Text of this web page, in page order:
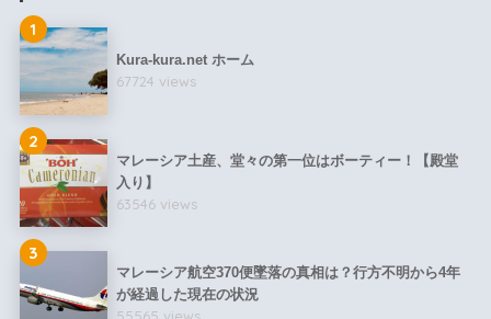
1
Kura-kura.net ホーム
67724 views
2
マレーシア土産、堂々の第一位はボーティー！【殿堂
入り】
63546 views
3
マレーシア航空370便墜落の真相は？行方不明から4年
が経過した現在の状況